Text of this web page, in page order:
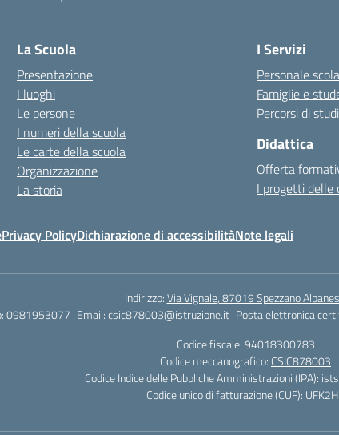
La Scuola
Presentazione
I luoghi
Le persone
I numeri della scuola
Le carte della scuola
Organizzazione
La storia
I Servizi
Personale
Famiglie e
Percorsi di
Didattica
Offerta
I progetti delle
Privacy PolicyDichiarazione di accessibilitàNote legali
Indirizzo:Via Vignale, 87019 Spezzano
0981953077 Email:csic878003@istruzione.it Posta elettronica
Codice fiscale: 94018300783
Codice meccanografico: CSIC878003
Codice Indice delle Pubbliche Amministrazioni (IPA):
Codice unico di fatturazione (CUF):